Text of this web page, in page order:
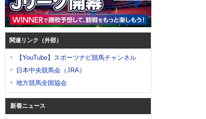
関連リンク（外部）
【YouTube】スポーツナビ競馬チャンネル
日本中央競馬会（JRA）
地方競馬全国協会
新着ニュース